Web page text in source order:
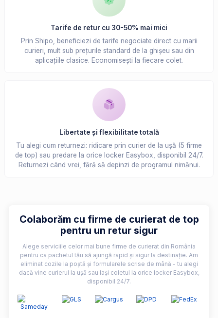
Tarife de retur cu 30-50% mai mici
Prin Shipo, beneficiezi de tarife negociate direct cu marii
curieri, mult sub prețurile standard de la ghișeu sau din
aplicațiile clasice. Economisești la fiecare colet.
Libertate și flexibilitate totală
Tu alegi cum returnezi: ridicare prin curier de la ușă (5 firme
de top) sau predare la orice locker Easybox, disponibil 24/7.
Returnezi când vrei, fără să depinzi de programul nimănui.
Colaborăm cu firme de curierat de top
pentru un retur sigur
Alege serviciile celor mai bune firme de curierat din România
pentru ca pachetul tău să ajungă rapid și sigur la destinație. Am
eliminat cozile la poștă și formularele scrise de mână - tu alegi
dacă vine curierul la ușă sau lași coletul la orice locker Easybox,
disponibil 24/7.